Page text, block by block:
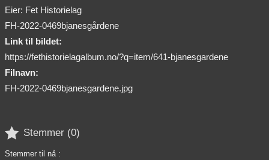
Eier: Fet Historielag
FH-2022-0469bjanesgårdene
Link til bildet:
https://fethistorielagalbum.no/?q=item/641-bjanesgardene
Filnavn:
FH-2022-0469bjanesgardene.jpg
 Stemmer (0)
Stemmer til nå :